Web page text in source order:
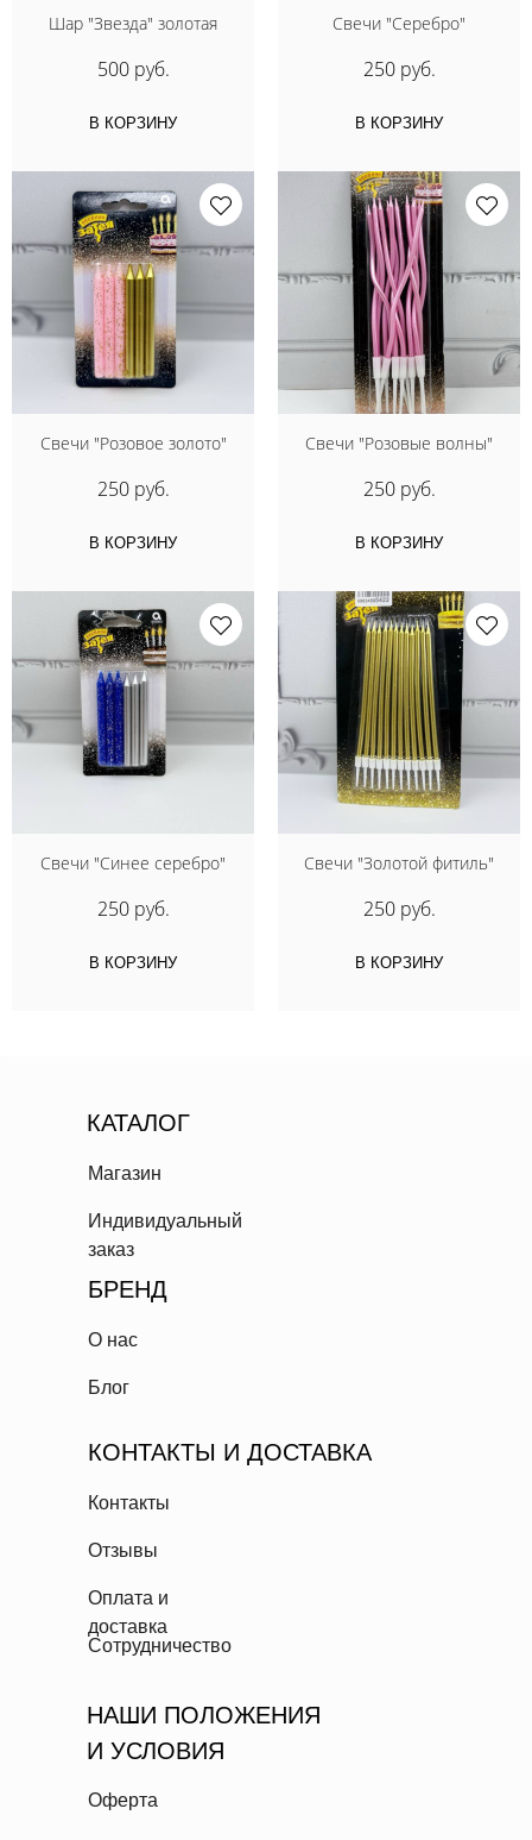
Шар "Звезда" золотая
500 руб.
В КОРЗИНУ
Свечи "Серебро"
250 руб.
В КОРЗИНУ
Свечи "Розовое золото"
250 руб.
В КОРЗИНУ
Свечи "Розовые волны"
250 руб.
В КОРЗИНУ
Свечи "Синее серебро"
250 руб.
В КОРЗИНУ
Свечи "Золотой фитиль"
250 руб.
В КОРЗИНУ
КАТАЛОГ
БРЕНД
КОНТАКТЫ И ДОСТАВКА
Магазин
Индивидуальный
заказ
О нас
Блог
Контакты
Отзывы
Оплата и
доставка
Сотрудничество
НАШИ ПОЛОЖЕНИЯ
И УСЛОВИЯ
Оферта